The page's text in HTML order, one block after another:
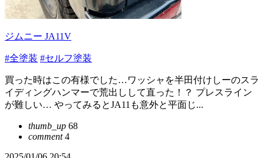
ジムニー JA11V
#全塗装 #セルフ塗装
買った時はこの有様でした…ワッシャを半田付けしーのスラ
イディングハンマーで荒出しして直った！？ プレスライン
が難しい… やってみるとJA11も意外と平面じ...
thumb_up 68
comment4